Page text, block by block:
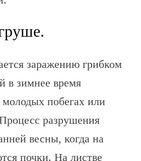
заражению грибком
в зимнее время
молодых побегах или
разрушения
весны, когда на
почки. На листве